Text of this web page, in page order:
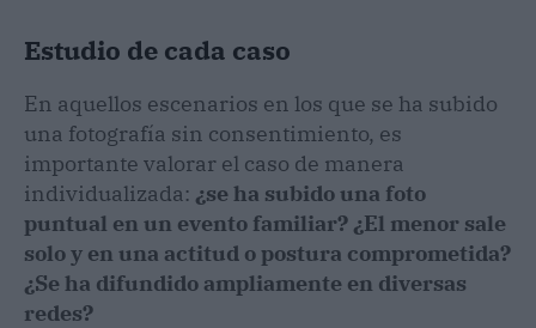
Estudio de cada caso
En aquellos escenarios en los que se ha subido
una fotografía sin consentimiento, es
importante valorar el caso de manera
individualizada: ¿se ha subido una foto
puntual en un evento familiar? ¿El menor sale
solo y en una actitud o postura comprometida?
¿Se ha difundido ampliamente en diversas
redes?